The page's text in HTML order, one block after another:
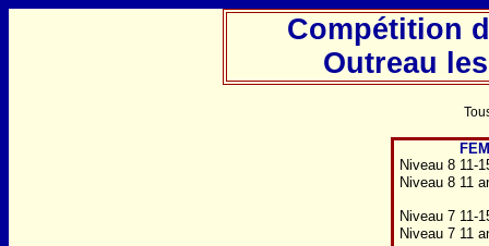
Compétition
Outreau
Niveau 8 11-
Niveau 8 11
Niveau 7 11-
Niveau 7 11